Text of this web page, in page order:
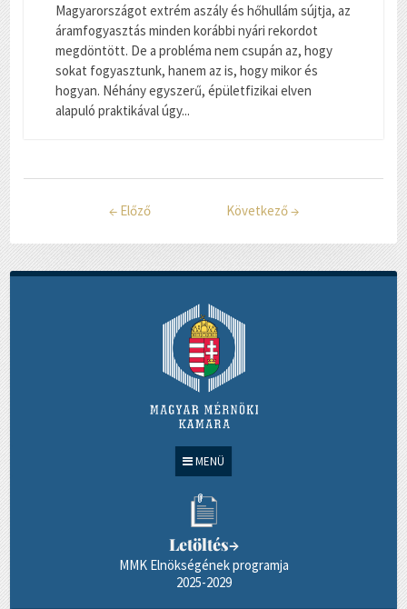
MENÜ
Letöltés→
MMK Elnökségének programja
2025-2029
Magyarországot extrém aszály és hőhullám sújtja, az
áramfogyasztás minden korábbi nyári rekordot
megdöntött. De a probléma nem csupán az, hogy
sokat fogyasztunk, hanem az is, hogy mikor és
hogyan. Néhány egyszerű, épületfizikai elven
alapuló praktikával úgy...
← Előző Következő→